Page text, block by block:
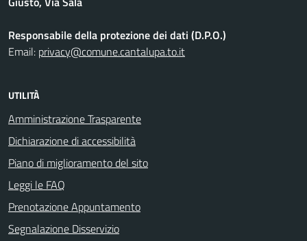
Responsabile della protezione dei dati (D.P.O.)
Email: privacy@comune.cantalupa.to.it
UTILITÀ
Amministrazione Trasparente
Dichiarazione di accessibilità
Piano di miglioramento del sito
Leggi le FAQ
Prenotazione Appuntamento
Segnalazione Disservizio